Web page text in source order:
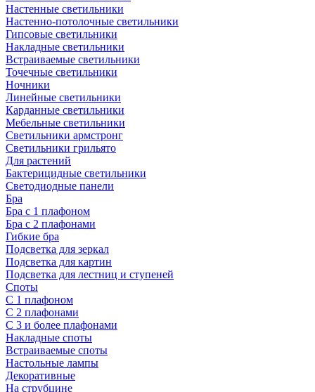
Настенные светильники
Настенно-потолочные светильники
Гипсовые светильники
Накладные светильники
Встраиваемые светильники
Точечные светильники
Ночники
Линейные светильники
Карданные светильники
Мебельные светильники
Светильники армстронг
Светильники грильято
Для растений
Бактерицидные светильники
Светодиодные панели
Бра
Бра с 1 плафоном
Бра с 2 плафонами
Гибкие бра
Подсветка для зеркал
Подсветка для картин
Подсветка для лестниц и ступеней
Споты
С 1 плафоном
С 2 плафонами
С 3 и более плафонами
Накладные споты
Встраиваемые споты
Настольные лампы
Декоративные
На струбцине